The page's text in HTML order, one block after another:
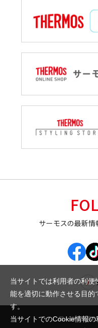
サーモスの最新
個人情報保護
当サイトでは利用者の利便
能を適切に動作させる目的
す。
当サイトでのCookie情報の